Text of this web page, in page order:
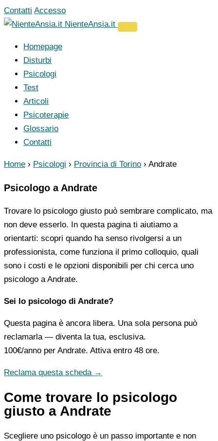
Vai
al
Contatti Accesso
NienteAnsia.it
Homepage
Disturbi
Psicologi
Test
Articoli
Psicoterapie
Glossario
Contatti
Home › Psicologi › Provincia di Torino › Andrate
Psicologo a Andrate
Trovare lo psicologo giusto può sembrare complicato, ma
non deve esserlo. In questa pagina ti aiutiamo a
orientarti: scopri quando ha senso rivolgersi a un
professionista, come funziona il primo colloquio, quali
sono i costi e le opzioni disponibili per chi cerca uno
psicologo a Andrate.
Sei lo psicologo di Andrate?
Questa pagina è ancora libera. Una sola persona può
reclamarla — diventa la tua, esclusiva.
100€/anno per Andrate. Attiva entro 48 ore.
Reclama questa scheda →
Come trovare lo psicologo
giusto a Andrate
Scegliere uno psicologo è un passo importante e non